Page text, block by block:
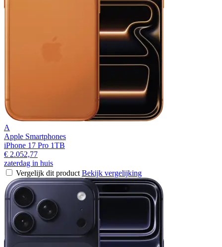
A
Apple Smartphones
iPhone 17 Pro 1TB
€ 2.052,77
zaterdag in huis
Vergelijk dit product Bekijk vergelijking